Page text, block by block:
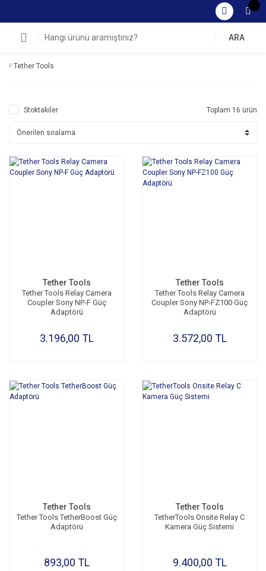
ARA
Tether Tools
Stoktakiler Toplam 16 ürün
Tether Tools
Tether Tools Relay Camera
Coupler Sony NP-F Güç
Adaptörü
3.196,00 TL
Tether Tools
Tether Tools Relay Camera
Coupler Sony NP-FZ100 Güç
Adaptörü
3.572,00 TL
Tether Tools
Tether Tools TetherBoost Güç
Adaptörü
893,00 TL
Tether Tools
TetherTools Onsite Relay C
Kamera Güç Sistemi
9.400,00 TL